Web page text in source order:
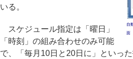
自
面
いる。
スケジュール指定は「曜日」
「時刻」の組み合わせのみ可能
で、「毎月10日と20日に」といっ